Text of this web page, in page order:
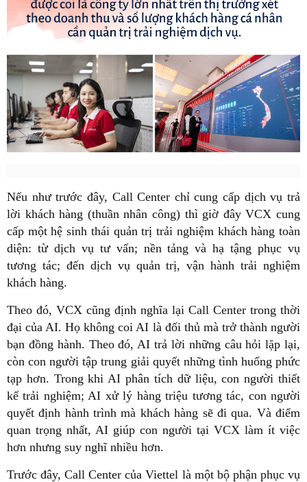
Nếu như trước đây, Call Center chỉ cung cấp dịch vụ trả
lời khách hàng (thuần nhân công) thì giờ đây VCX cung
cấp một hệ sinh thái quản trị trải nghiệm khách hàng toàn
diện: từ dịch vụ tư vấn; nền tảng và hạ tậng phục vụ
tương tác; đến dịch vụ quản trị, vận hành trải nghiệm
khách hàng.
Theo đó, VCX cũng định nghĩa lại Call Center trong thời
đại của AI. Họ không coi AI là đối thủ mà trở thành người
bạn đồng hành. Theo đó, AI trả lời những câu hỏi lặp lại,
còn con người tập trung giải quyết những tình huống phức
tạp hơn. Trong khi AI phân tích dữ liệu, con người thiết
kế trải nghiệm; AI xử lý hàng triệu tương tác, con người
quyết định hành trình mà khách hàng sẽ đi qua. Và điểm
quan trọng nhất, AI giúp con người tại VCX làm ít việc
hơn nhưng suy nghĩ nhiều hơn.
Trước đây, Call Center của Viettel là một bộ phận phục vụ